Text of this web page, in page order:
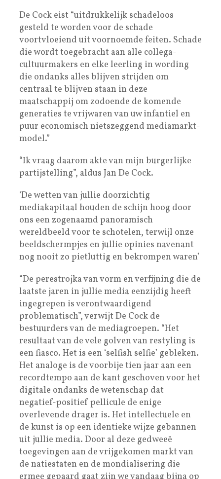
De Cock eist “uitdrukkelijk schadeloos
gesteld te worden voor de schade
voortvloeiend uit voornoemde feiten. Schade
die wordt toegebracht aan alle collega-
cultuurmakers en elke leerling in wording
die ondanks alles blijven strijden om
centraal te blijven staan in deze
maatschappij om zodoende de komende
generaties te vrijwaren van uw infantiel en
puur economisch nietszeggend mediamarkt-
model.”
“Ik vraag daarom akte van mijn burgerlijke
partijstelling”, aldus Jan De Cock.
‘De wetten van jullie doorzichtig
mediakapitaal houden de schijn hoog door
ons een zogenaamd panoramisch
wereldbeeld voor te schotelen, terwijl onze
beeldschermpjes en jullie opinies navenant
nog nooit zo pietluttig en bekrompen waren’
“De perestrojka van vorm en verfijning die de
laatste jaren in jullie media eenzijdig heeft
ingegrepen is verontwaardigend
problematisch”, verwijt De Cock de
bestuurders van de mediagroepen. “Het
resultaat van de vele golven van restyling is
een fiasco. Het is een ‘selfish selfie’ gebleken.
Het analoge is de voorbije tien jaar aan een
recordtempo aan de kant geschoven voor het
digitale ondanks de wetenschap dat
negatief-positief pellicule de enige
overlevende drager is. Het intellectuele en
de kunst is op een identieke wijze gebannen
uit jullie media. Door al deze gedweeë
toegevingen aan de vrijgekomen markt van
de natiestaten en de mondialisering die